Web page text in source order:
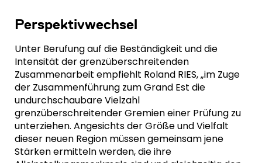
Perspektivwechsel
Unter Berufung auf die Beständigkeit und die
Intensität der grenzüberschreitenden
Zusammenarbeit empfiehlt Roland RIES, „im Zuge
der Zusammenführung zum Grand Est die
undurchschaubare Vielzahl
grenzüberschreitender Gremien einer Prüfung zu
unterziehen. Angesichts der Größe und Vielfalt
dieser neuen Region müssen gemeinsam jene
Stärken ermitteln werden, die ihre